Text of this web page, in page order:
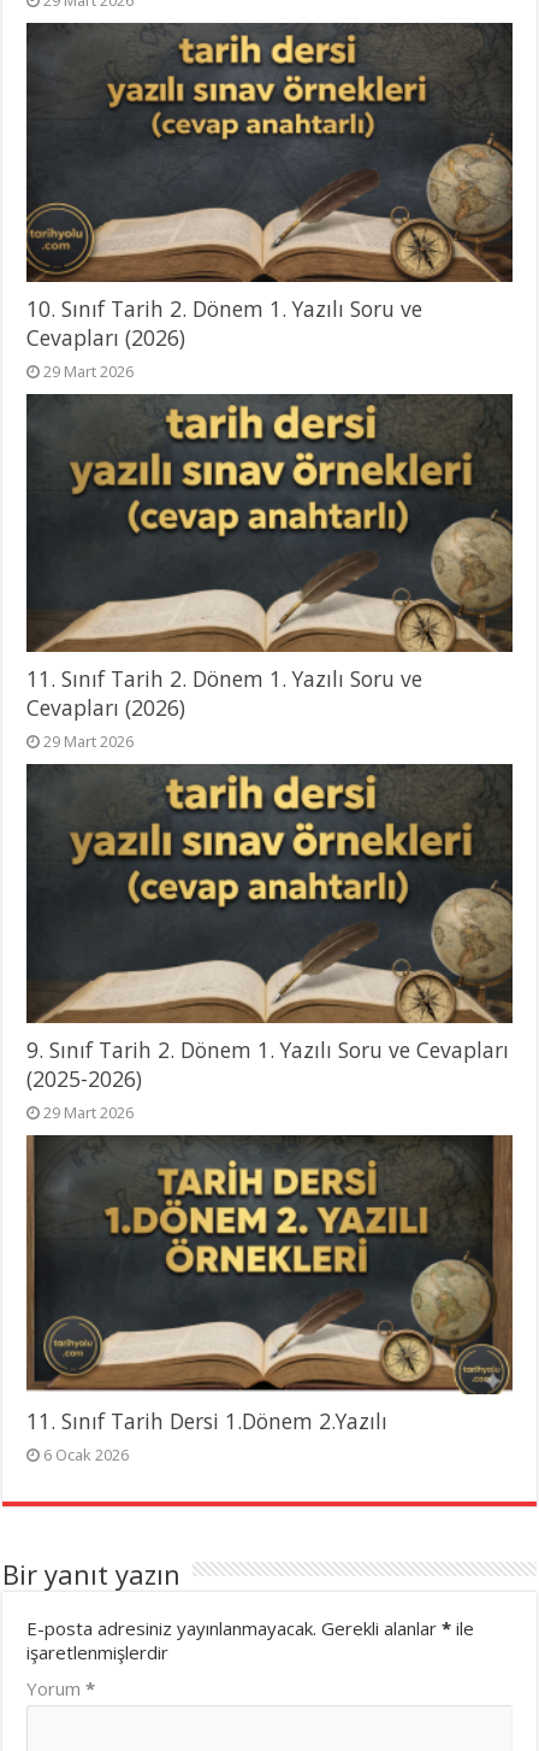
10. Sınıf Tarih 2. Dönem 1. Yazılı Soru ve
Cevapları (2026)
29 Mart 2026
11. Sınıf Tarih 2. Dönem 1. Yazılı Soru ve
Cevapları (2026)
29 Mart 2026
9. Sınıf Tarih 2. Dönem 1. Yazılı Soru ve Cevapları
(2025-2026)
29 Mart 2026
11. Sınıf Tarih Dersi 1.Dönem 2.Yazılı
6 Ocak 2026
Bir yanıt yazın
E-posta adresiniz yayınlanmayacak. Gerekli alanlar* ile
işaretlenmişlerdir
Yorum*